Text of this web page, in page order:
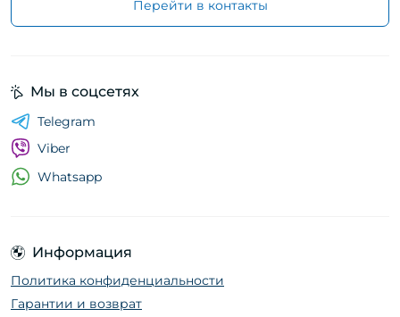
Перейти в контакты
Информация
Политика конфиденциальности
Гарантии и возврат
Мы в соцсетях
Telegram
Viber
Whatsapp